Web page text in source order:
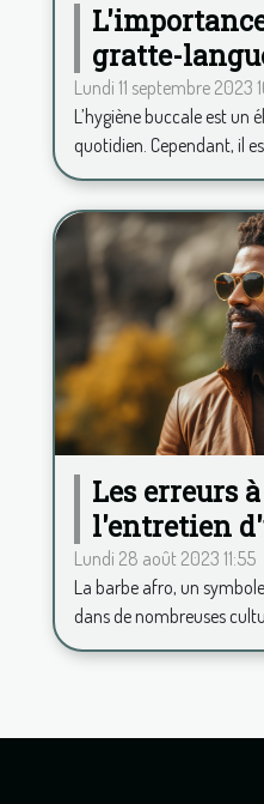
gratte-
maintenir
fraîche
Lundi 11 septembre 2023
L’hygiène buccale est un
quotidien. Cependant, il
Les erreurs
l'entretien
pour
Lundi 28 août 2023 11:55
La barbe afro, un
dans de nombreuses